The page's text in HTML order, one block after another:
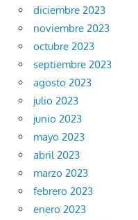
diciembre 2023
noviembre 2023
octubre 2023
septiembre 2023
agosto 2023
julio 2023
junio 2023
mayo 2023
abril 2023
marzo 2023
febrero 2023
enero 2023